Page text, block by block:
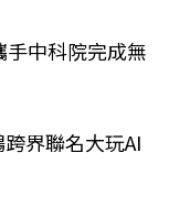
手中科院完成無
界聯名大玩AI